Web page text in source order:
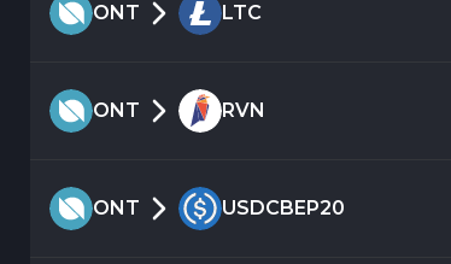
ONT LTC
ONT RVN
ONT USDCBEP20